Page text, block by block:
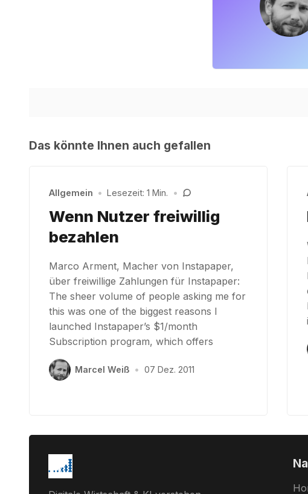
Das könnte Ihnen auch gefallen
Allgemein • Lesezeit: 1 Min. •
Wenn Nutzer freiwillig
bezahlen
Marco Arment, Macher von Instapaper,
über freiwillige Zahlungen für Instapaper:
The sheer volume of people asking me for
this was one of the biggest reasons I
launched Instapaper’s $1/month
Subscription program, which offers
Marcel Weiß • 07 Dez. 2011